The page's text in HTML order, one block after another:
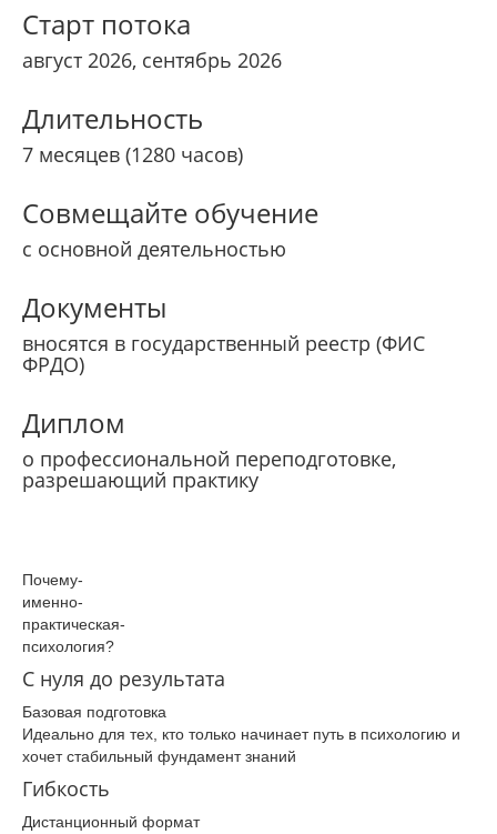
Старт потока
август 2026, сентябрь 2026
Длительность
7 месяцев (1280 часов)
Совмещайте обучение
с основной деятельностью
Документы
вносятся в государственный реестр (ФИС
ФРДО)
Диплом
о профессиональной переподготовке,
разрешающий практику
Почему­
именно­
практическая­
психология­?
С нуля до результата
Базовая подготовка
Идеально для тех, кто только начинает путь в психологию и
хочет стабильный фундамент знаний
Гибкость
Дистанционный формат